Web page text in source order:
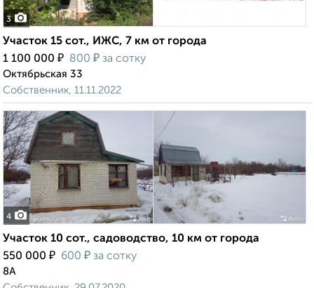
3
Участок 15 сот., ИЖС, 7 км от города
1 100 000 ₽ 800 ₽ за сотку
Октябрьская 33
Собственник, 11.11.2022
4
Участок 10 сот., садоводство, 10 км от города
550 000 ₽ 600 ₽ за сотку
8А